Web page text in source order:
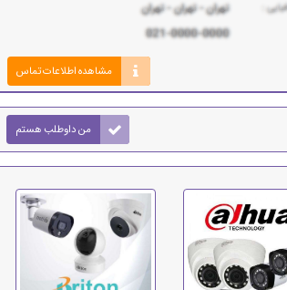
مشاهده اطلاعات تماس
من داوطلب هستم